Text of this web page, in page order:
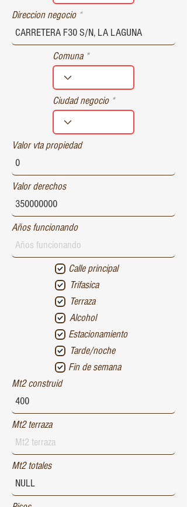
d
Direccion negocio
Comuna
Ciudad negocio
Valor vta propiedad
Valor derechos
Años funcionando
Calle principal
Trifasica
Terraza
Alcohol
Estacionamiento
Tarde/noche
Fin de semana
Mt2 construid
Mt2 terraza
Mt2 totales